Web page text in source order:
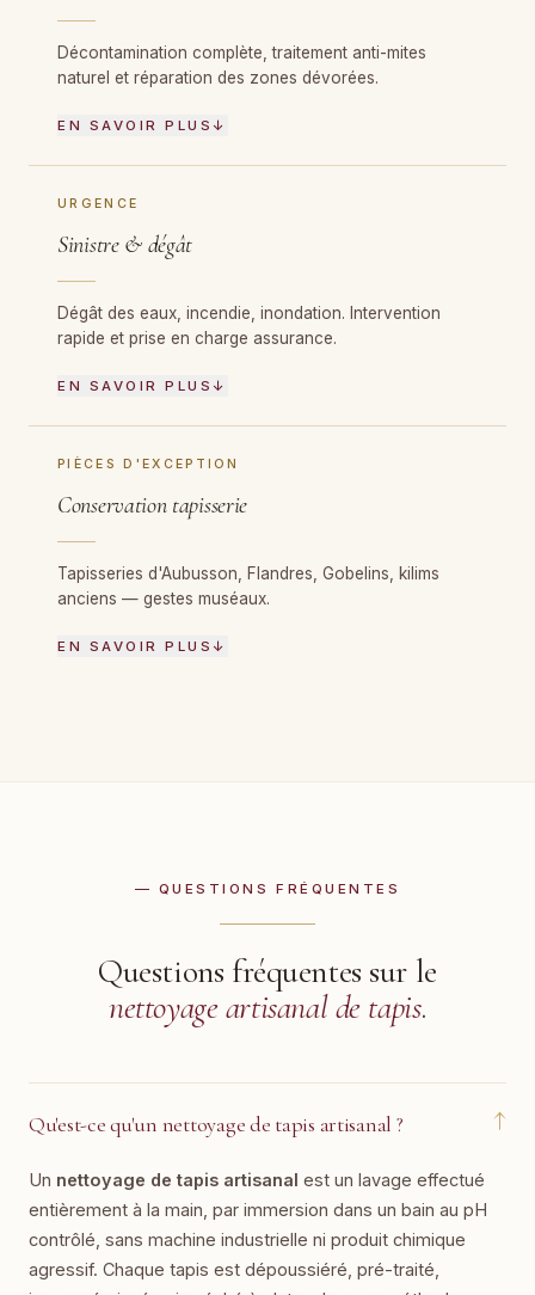
Décontamination complète, traitement anti-mites
naturel et réparation des zones dévorées.
EN SAVOIR PLUS ↓
URGENCE
Sinistre & dégât
Dégât des eaux, incendie, inondation. Intervention
rapide et prise en charge assurance.
EN SAVOIR PLUS ↓
PIÈCES D'EXCEPTION
Conservation tapisserie
Tapisseries d'Aubusson, Flandres, Gobelins, kilims
anciens — gestes muséaux.
EN SAVOIR PLUS ↓
— QUESTIONS FRÉQUENTES
Questions fréquentes sur le
nettoyage artisanal de tapis.
Qu'est-ce qu'un nettoyage de tapis artisanal ? ↓
Un nettoyage de tapis artisanal est un lavage effectué
entièrement à la main, par immersion dans un bain au pH
contrôlé, sans machine industrielle ni produit chimique
agressif. Chaque tapis est dépoussiéré, pré-traité,